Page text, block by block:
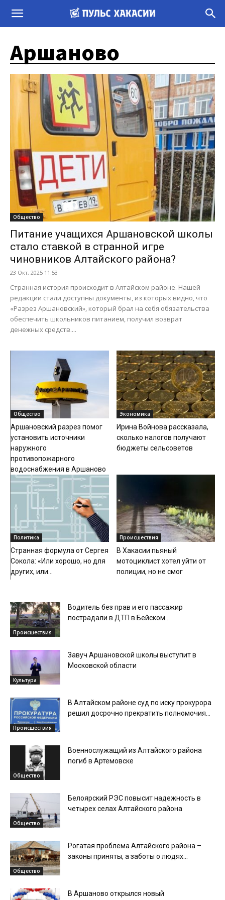
Аршаново
Общество
Питание учащихся Аршановской школы
стало ставкой в странной игре
чиновников Алтайского района?
23 Окт, 2025 11:53
Странная история происходит в Алтайском районе. Нашей
редакции стали доступны документы, из которых видно, что
«Разрез Аршановский», который брал на себя обязательства
обеспечить школьников питанием, получил возврат
денежных средств....
Общество
Аршановский разрез помог
установить источники
наружного
противопожарного
водоснабжения в Аршаново
Экономика
Ирина Войнова рассказала,
сколько налогов получают
бюджеты сельсоветов
Политика
Странная формула от Сергея
Сокола: «Или хорошо, но для
других, или...
Происшествия
В Хакасии пьяный
мотоциклист хотел уйти от
полиции, но не смог
Происшествия
Водитель без прав и его пассажир
пострадали в ДТП в Бейском...
Культура
Завуч Аршановской школы выступит в
Московской области
Происшествия
В Алтайском районе суд по иску прокурора
решил досрочно прекратить полномочия...
Общество
Военнослужащий из Алтайского района
погиб в Артемовске
Общество
Белоярский РЭС повысит надежность в
четырех селах Алтайского района
Общество
Рогатая проблема Алтайского района –
законы приняты, а заботы о людях...
В Аршаново открылся новый